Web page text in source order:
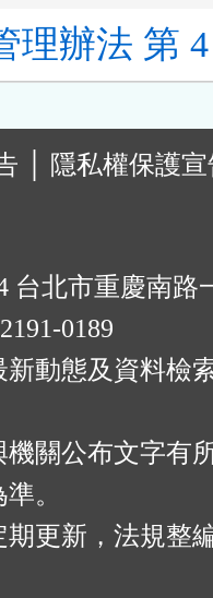
理辦法 第
隱私權保護
台北市重慶南路
0189
動態及資料檢
關公布文字有
。
更新，法規整